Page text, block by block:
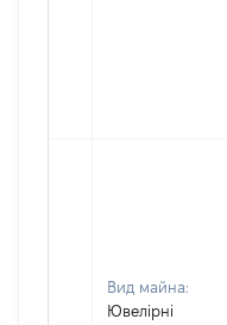
Вид майна:
Ювелірні